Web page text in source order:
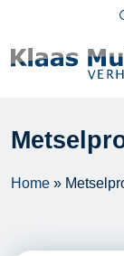
Home »